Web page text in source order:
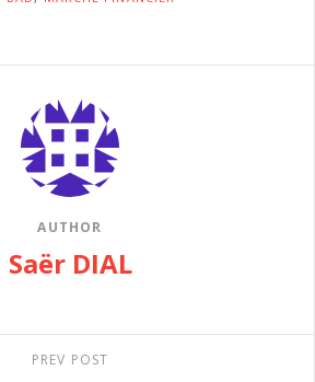
AUTHOR
Saër DIAL
PREV POST